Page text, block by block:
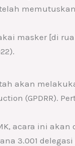
masker [di
akan
(GPDRR).
acara ini akan
3.001